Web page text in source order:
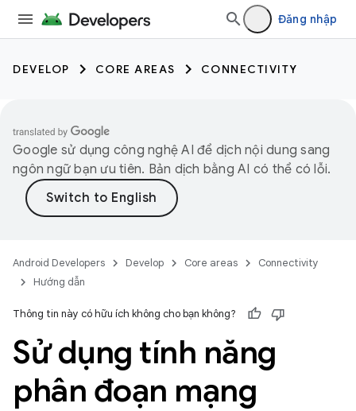
Đăng nhập
DEVELOP CORE AREAS CONNECTIVITY
Google sử dụng công nghệ AI để dịch nội dung sang
ngôn ngữ bạn ưu tiên. Bản dịch bằng AI có thể có lỗi.
Android Developers Develop Core areas
Connectivity
Hướng dẫn
Thông tin này có hữu ích không cho bạn không?
Sử dụng tính năng
phân đoạn mạng